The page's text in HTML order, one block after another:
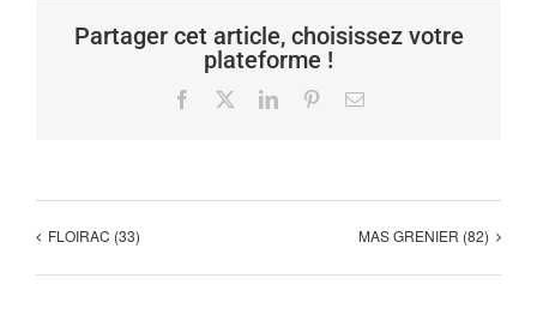
Partager cet article, choisissez votre
plateforme !
Facebook LinkedInPinterestEmail
FLOIRAC (33) MAS GRENIER (82)